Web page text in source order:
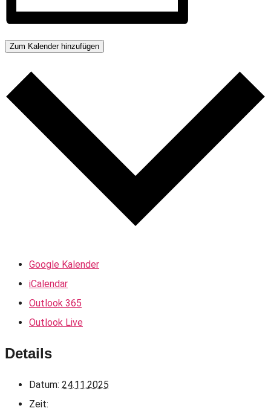
Zum Kalender hinzufügen
Google Kalender
iCalendar
Outlook 365
Outlook Live
Details
Datum: 24.11.2025
Zeit: